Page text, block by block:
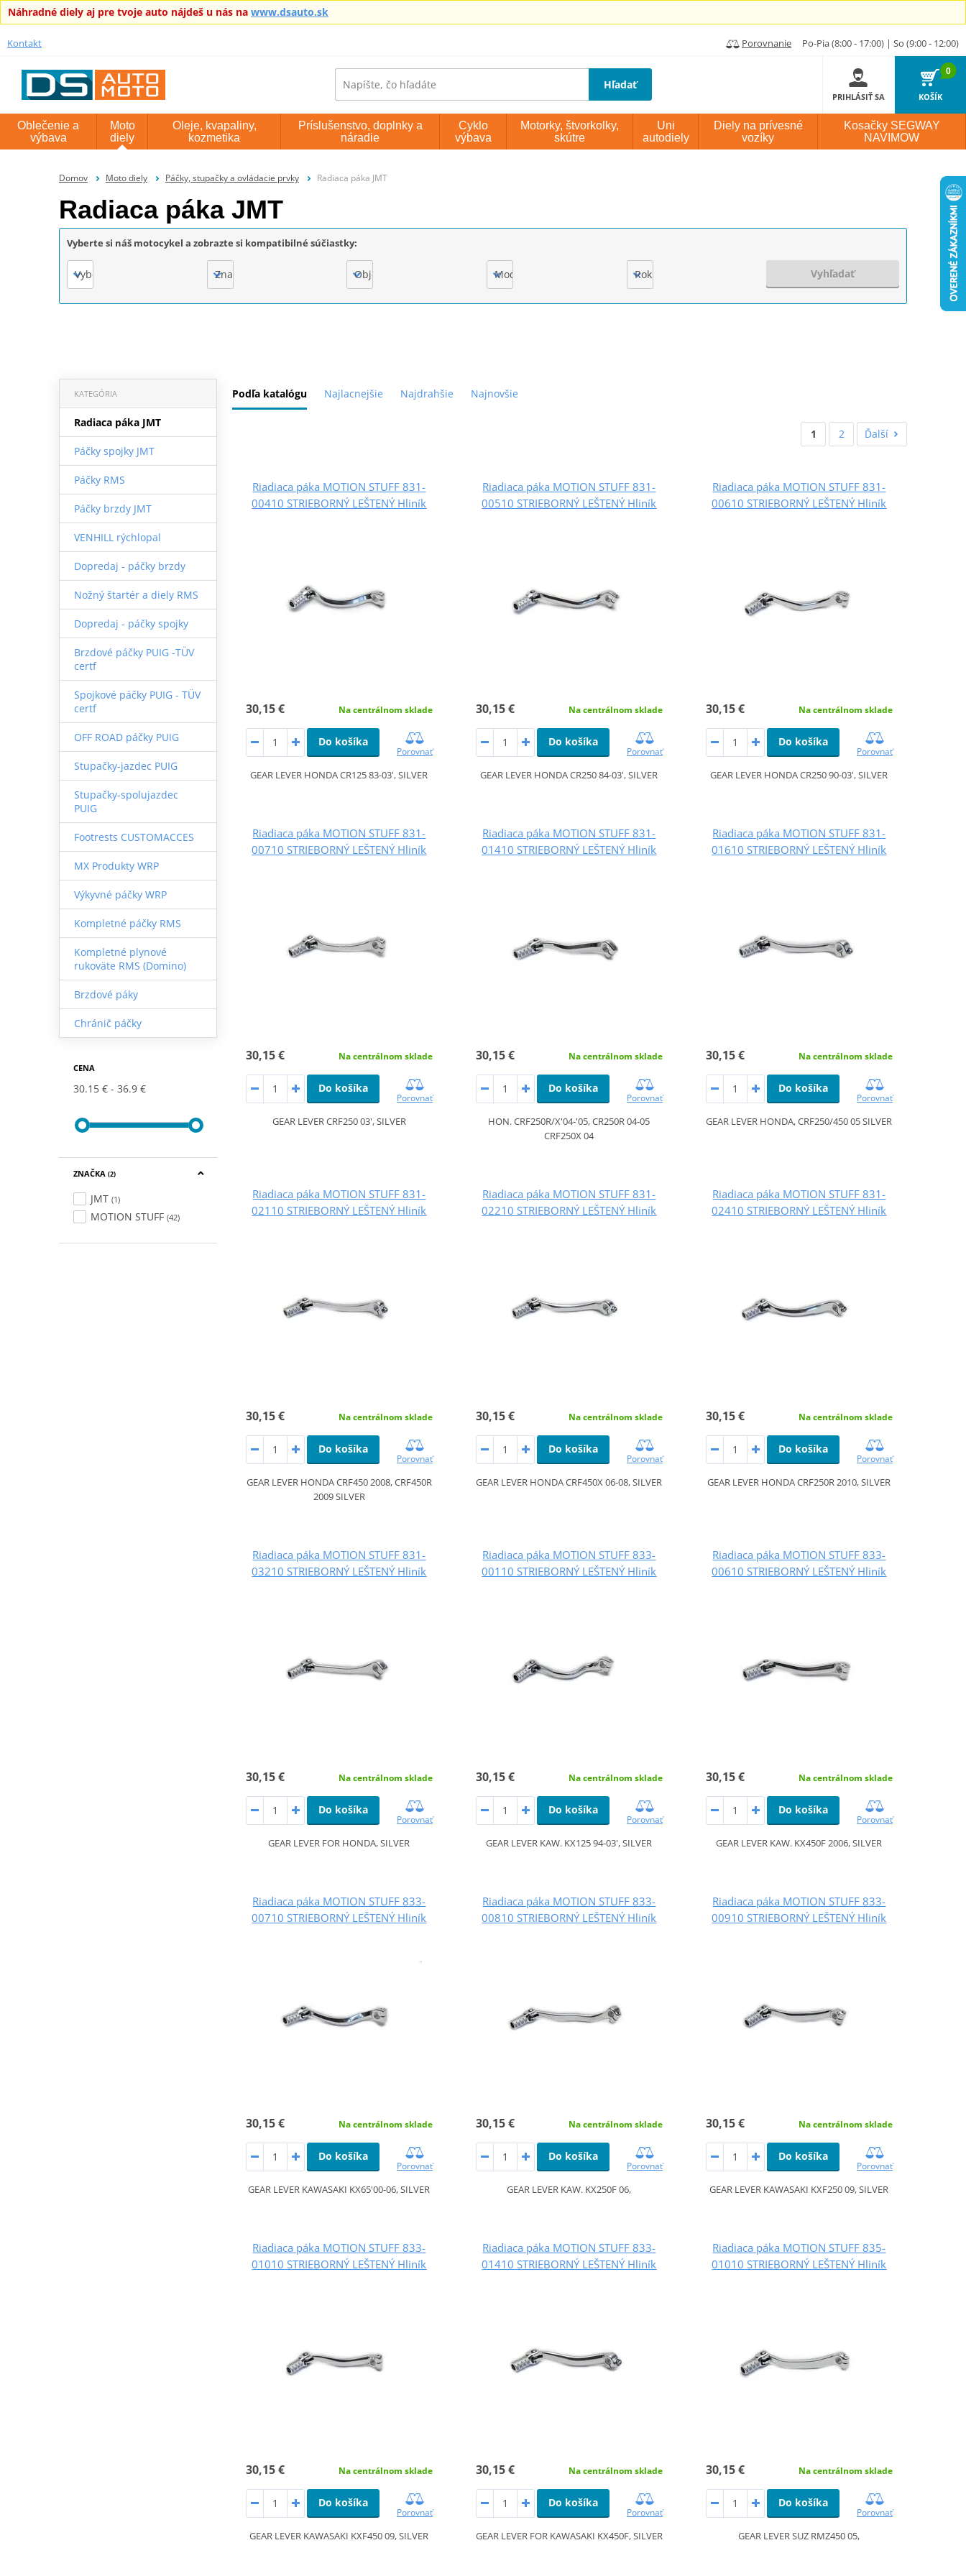
Náhradné diely aj pre tvoje auto nájdeš u nás na www.dsauto.sk
Kontakt Porovnanie Po-Pia (8:00 - 17:00) | So (9:00 - 12:00)
Hľadať
PRIHLÁSIŤ SA
0
KOŠÍK
Oblečenie a
výbava
Moto
diely
Oleje, kvapaliny,
kozmetika
Príslušenstvo, doplnky a
náradie
Cyklo
výbava
Motorky, štvorkolky,
skútre
Uni
autodiely
Diely na prívesné
vozíky
Kosačky SEGWAY
NAVIMOW
Domov Moto diely Páčky, stupačky a ovládacie prvky Radiaca páka JMT
Radiaca páka JMT
Vyberte si náš motocykel a zobrazte si kompatibilné súčiastky:
Vyberte Značka Objem motora Model Rok výroby Vyhľadať
Podľa katalógu Najlacnejšie Najdrahšie Najnovšie
KATEGÓRIA
Radiaca páka JMT
Páčky spojky JMT
Páčky RMS
Páčky brzdy JMT
VENHILL rýchlopal
Dopredaj - páčky brzdy
Nožný štartér a diely RMS
Dopredaj - páčky spojky
Brzdové páčky PUIG -TÜV
certf
Spojkové páčky PUIG - TÜV
certf
OFF ROAD páčky PUIG
Stupačky-jazdec PUIG
Stupačky-spolujazdec
PUIG
Footrests CUSTOMACCES
MX Produkty WRP
Výkyvné páčky WRP
Kompletné páčky RMS
Kompletné plynové
rukoväte RMS (Domino)
Brzdové páky
Chránič páčky
CENA
30.15 € 36.9 €
ZNAČKA (2)
JMT (1)
MOTION STUFF (42)
1 2 Ďalší
Riadiaca páka MOTION STUFF 831-
00410 STRIEBORNÝ LEŠTENÝ Hliník
30,15 € Na centrálnom sklade
Do košíka
Porovnať
GEAR LEVER HONDA CR125 83-03', SILVER
Riadiaca páka MOTION STUFF 831-
00510 STRIEBORNÝ LEŠTENÝ Hliník
30,15 € Na centrálnom sklade
Do košíka
Porovnať
GEAR LEVER HONDA CR250 84-03', SILVER
Riadiaca páka MOTION STUFF 831-
00610 STRIEBORNÝ LEŠTENÝ Hliník
30,15 € Na centrálnom sklade
Do košíka
Porovnať
GEAR LEVER HONDA CR250 90-03', SILVER
Riadiaca páka MOTION STUFF 831-
00710 STRIEBORNÝ LEŠTENÝ Hliník
30,15 € Na centrálnom sklade
Do košíka
Porovnať
GEAR LEVER CRF250 03', SILVER
Riadiaca páka MOTION STUFF 831-
01410 STRIEBORNÝ LEŠTENÝ Hliník
30,15 € Na centrálnom sklade
Do košíka
Porovnať
HON. CRF250R/X'04-'05, CR250R 04-05
CRF250X 04
Riadiaca páka MOTION STUFF 831-
01610 STRIEBORNÝ LEŠTENÝ Hliník
30,15 € Na centrálnom sklade
Do košíka
Porovnať
GEAR LEVER HONDA, CRF250/450 05 SILVER
Riadiaca páka MOTION STUFF 831-
02110 STRIEBORNÝ LEŠTENÝ Hliník
30,15 € Na centrálnom sklade
Do košíka
Porovnať
GEAR LEVER HONDA CRF450 2008, CRF450R
2009 SILVER
Riadiaca páka MOTION STUFF 831-
02210 STRIEBORNÝ LEŠTENÝ Hliník
30,15 € Na centrálnom sklade
Do košíka
Porovnať
GEAR LEVER HONDA CRF450X 06-08, SILVER
Riadiaca páka MOTION STUFF 831-
02410 STRIEBORNÝ LEŠTENÝ Hliník
30,15 € Na centrálnom sklade
Do košíka
Porovnať
GEAR LEVER HONDA CRF250R 2010, SILVER
Riadiaca páka MOTION STUFF 831-
03210 STRIEBORNÝ LEŠTENÝ Hliník
30,15 € Na centrálnom sklade
Do košíka
Porovnať
GEAR LEVER FOR HONDA, SILVER
Riadiaca páka MOTION STUFF 833-
00110 STRIEBORNÝ LEŠTENÝ Hliník
30,15 € Na centrálnom sklade
Do košíka
Porovnať
GEAR LEVER KAW. KX125 94-03', SILVER
Riadiaca páka MOTION STUFF 833-
00610 STRIEBORNÝ LEŠTENÝ Hliník
30,15 € Na centrálnom sklade
Do košíka
Porovnať
GEAR LEVER KAW. KX450F 2006, SILVER
Riadiaca páka MOTION STUFF 833-
00710 STRIEBORNÝ LEŠTENÝ Hliník
30,15 € Na centrálnom sklade
Do košíka
Porovnať
GEAR LEVER KAWASAKI KX65'00-06, SILVER
Riadiaca páka MOTION STUFF 833-
00810 STRIEBORNÝ LEŠTENÝ Hliník
30,15 € Na centrálnom sklade
Do košíka
Porovnať
GEAR LEVER KAW. KX250F 06,
Riadiaca páka MOTION STUFF 833-
00910 STRIEBORNÝ LEŠTENÝ Hliník
30,15 € Na centrálnom sklade
Do košíka
Porovnať
GEAR LEVER KAWASAKI KXF250 09, SILVER
Riadiaca páka MOTION STUFF 833-
01010 STRIEBORNÝ LEŠTENÝ Hliník
30,15 € Na centrálnom sklade
Do košíka
Porovnať
GEAR LEVER KAWASAKI KXF450 09, SILVER
Riadiaca páka MOTION STUFF 833-
01410 STRIEBORNÝ LEŠTENÝ Hliník
30,15 € Na centrálnom sklade
Do košíka
Porovnať
GEAR LEVER FOR KAWASAKI KX450F, SILVER
Riadiaca páka MOTION STUFF 835-
01010 STRIEBORNÝ LEŠTENÝ Hliník
30,15 € Na centrálnom sklade
Do košíka
Porovnať
GEAR LEVER SUZ RMZ450 05,